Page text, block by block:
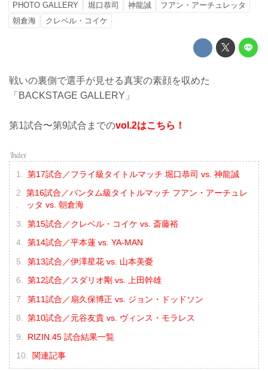
PHOTO GALLERY
堀口恭司 神龍誠
フアン・アーチュレッタ
朝倉海
クレベル・コイケ
戦いの裏側で選手が見せる真実の素顔を収めた
「BACKSTAGE GALLERY」
第1試合〜第9試合までのvol.2はこちら！
第17試合／フライ級タイトルマッチ 堀口恭司 vs. 神龍誠
第16試合／バンタム級タイトルマッチ フアン・アーチュレ
ッタ vs. 朝倉海
第15試合／クレベル・コイケ vs. 斎藤裕
第14試合／平本蓮 vs. YA-MAN
第13試合／伊澤星花 vs. 山本美憂
第12試合／スダリオ剛 vs. 上田幹雄
第11試合／扇久保博正 vs. ジョン・ドッドソン
第10試合／元谷友貴 vs. ヴィンス・モラレス
RIZIN.45 試合結果一覧
関連記事